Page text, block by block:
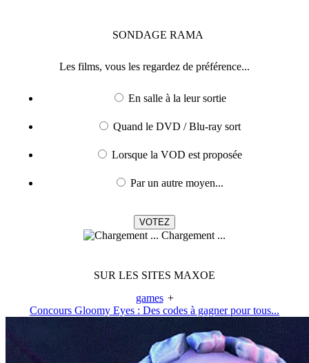
SONDAGE RAMA
Les films, vous les regardez de préférence...
En salle à la leur sortie
Quand le DVD / Blu-ray sort
Lorsque la VOD est proposée
Par un autre moyen...
Chargement ...
SUR LES SITES MAXOE
games +
Concours Gloomy Eyes : Des codes à gagner pour tous...